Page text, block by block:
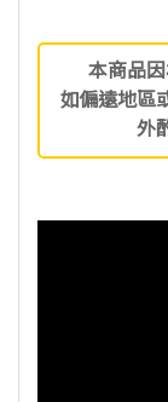
本商品
如偏遠地區
外